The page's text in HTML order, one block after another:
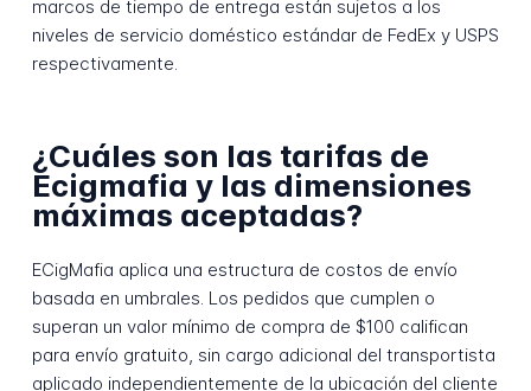
marcos de tiempo de entrega están sujetos a los
niveles de servicio doméstico estándar de FedEx y USPS
respectivamente.
¿Cuáles son las tarifas de
Ecigmafia y las dimensiones
máximas aceptadas?
ECigMafia aplica una estructura de costos de envío
basada en umbrales. Los pedidos que cumplen o
superan un valor mínimo de compra de $100 califican
para envío gratuito, sin cargo adicional del transportista
aplicado independientemente de la ubicación del cliente